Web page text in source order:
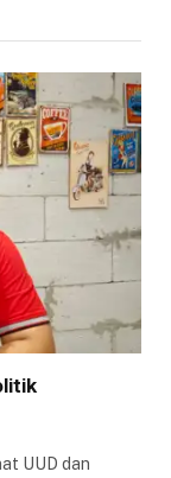
UUD dan